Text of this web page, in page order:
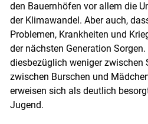
den Bauernhöfen vor allem die
der Klimawandel. Aber auch,
Problemen, Krankheiten und
der nächsten Generation
diesbezüglich weniger zwischen
zwischen Burschen und
erweisen sich als deutlich
Jugend.